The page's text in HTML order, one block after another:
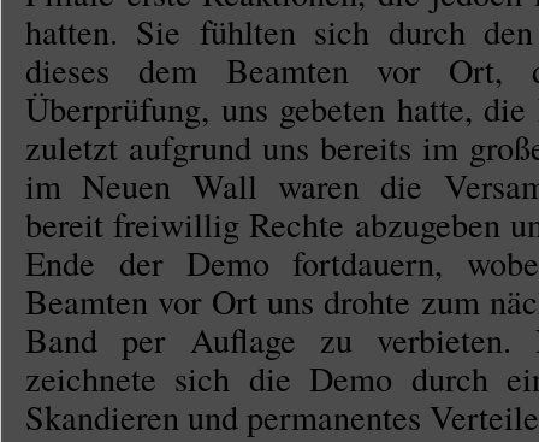
hatten. Sie fühlten sich durch
dieses dem Beamten vor Ort,
Überprüfung, uns gebeten hatte,
zuletzt aufgrund uns bereits im
im Neuen Wall waren die
bereit freiwillig Rechte abzugeben
Ende der Demo fortdauern,
Beamten vor Ort uns drohte zum
Band per Auflage zu verbieten.
zeichnete sich die Demo durch
Skandieren und permanentes